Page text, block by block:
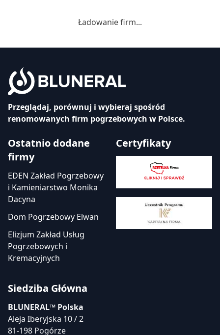
Ładowanie firm...
Przeglądaj, porównuj i wybieraj spośród
renomowanych firm pogrzebowych w Polsce.
Ostatnio dodane
firmy
EDEN Zakład Pogrzebowy
i Kamieniarstwo Monika
Dacyna
Dom Pogrzebowy Elwan
Elizjum Zakład Usług
Pogrzebowych i
Kremacyjnych
Certyfikaty
Siedziba Główna
BLUNERAL™ Polska
Aleja Iberyjska 10 / 2
81-198 Pogórze